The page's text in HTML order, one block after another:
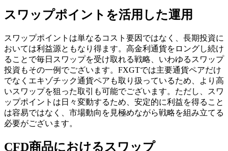
スワップポイントを活用した運用
スワップポイントは単なるコスト要因ではなく、長期投資に
おいては利益源ともなり得ます。高金利通貨をロングし続け
ることで毎日スワップを受け取れる戦略、いわゆるスワップ
投資もその一例でございます。FXGTでは主要通貨ペアだけ
でなくエキゾチック通貨ペアも取り扱っているため、より高
いスワップを狙った取引も可能でございます。ただし、スワ
ップポイントは日々変動するため、安定的に利益を得ること
は容易ではなく、市場動向を見極めながら戦略を組み立てる
必要がございます。
CFD商品におけるスワップ